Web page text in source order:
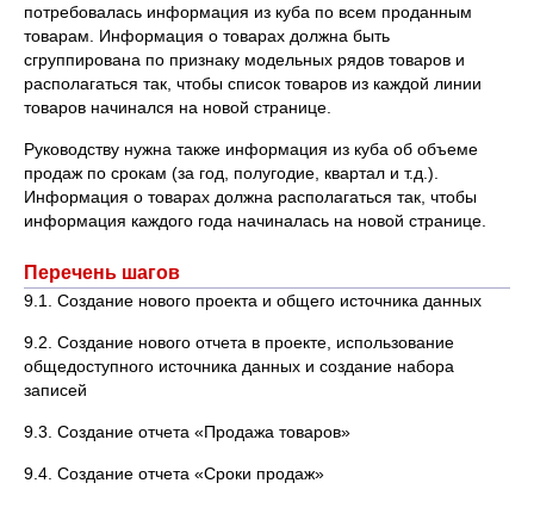
потребовалась информация из куба по всем проданным
товарам. Информация о товарах должна быть
сгруппирована по признаку модельных рядов товаров и
располагаться так, чтобы список товаров из каждой линии
товаров начинался на новой странице.
Руководству нужна также информация из куба об объеме
продаж по срокам (за год, полугодие, квартал и т.д.).
Информация о товарах должна располагаться так, чтобы
информация каждого года начиналась на новой странице.
Перечень шагов
9.1. Создание нового проекта и общего источника данных
9.2. Создание нового отчета в проекте, использование
общедоступного источника данных и создание набора
записей
9.3. Создание отчета «Продажа товаров»
9.4. Создание отчета «Сроки продаж»